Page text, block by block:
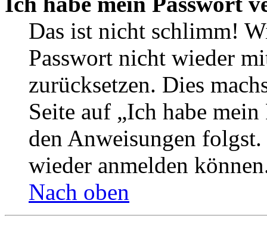
Das ist nicht schlimm!
Passwort nicht wieder
zurücksetzen. Dies
Seite auf „Ich habe
den Anweisungen
wieder anmelden
Nach oben